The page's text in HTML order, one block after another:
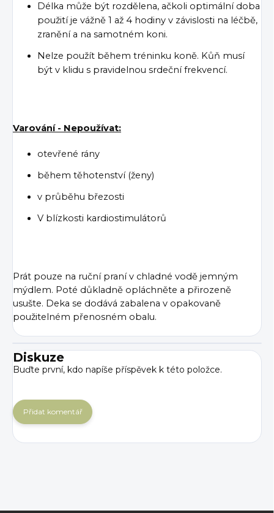
Délka může být rozdělena, ačkoli optimální doba
použití je vážně 1 až 4 hodiny v závislosti na léčbě,
zranění a na samotném koni.
Nelze použít během tréninku koně. Kůň musí
být v klidu s pravidelnou srdeční frekvencí.
Varování - Nepoužívat:
otevřené rány
během těhotenství (ženy)
v průběhu březosti
V blízkosti kardiostimulátorů
Prát pouze na ruční praní v chladné vodě jemným
mýdlem. Poté důkladně opláchněte a přirozeně
usušte. Deka se dodává zabalena v opakovaně
použitelném přenosném obalu.
Diskuze
Buďte první, kdo napíše příspěvek k této položce.
Přidat komentář